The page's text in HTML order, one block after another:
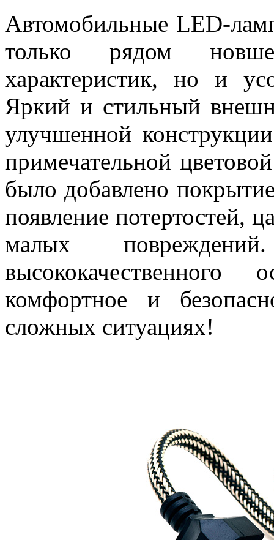
Автомобильные LED-
только рядом
характеристик, но и
Яркий и стильный
улучшенной
примечательной
было добавлено
появление потертостей,
малых
высококачественного
комфортное и
сложных ситуациях!